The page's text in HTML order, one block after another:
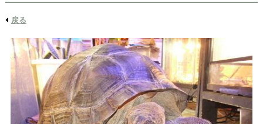
戻る